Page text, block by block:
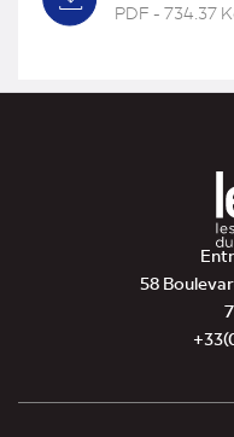
PDF - 734.37
58
de